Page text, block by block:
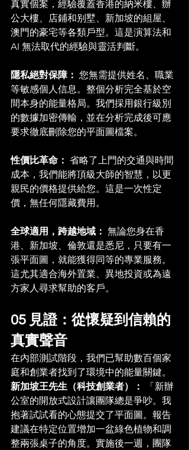
真實個案，經驗覆蓋香港的納米樓、 辦
公大樓、店鋪和别墅、新加坡的組屋、
澳門的豪宅等各類戶型。這是演算法和
AI 無法取代的經驗與靈活判斷。
隱私絕對保障： 您無需提供姓名、 職業
等敏感個人信息。整個分析完全基於空
間本身的能量格局。我們採用銀行級別
的數據加密傳輸，並在分析完成後可應
要求徹底刪除您的平面圖檔案。
性價比革命： 省略了上門的交通與時間
成本，我們能將頂級大師的智慧，以更
親民的價格提供給您。這是一次性定
價，無任何隱藏費用。
全球適用，跨越地域： 無論您身在香
港、新加坡、倫敦還是悉尼，只要有一
張平面圖，就能獲得同等的專業服務。
這尤其適合海外置業、異地投資或為遠
方家人尋求幫助的客戶。
05 見證：從懷疑到信賴的
真實聲音
在內部測試階段，我們已幫助數百個家
庭和創業者找到了環境中的能量關鍵。
新加坡王先生（科技創業者）：
「新辦
公室的開放式設計讓團隊總是爭吵。我
抱著試試看的心態提交了平面圖。報告
建議在特定位置增加一盆綠色植物和調
整兩張桌子的角度。實施後一週，團隊